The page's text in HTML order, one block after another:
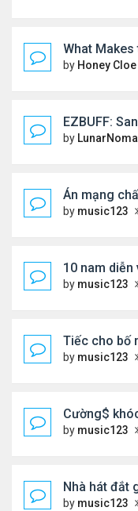
What Makes
by Honey Cloe
EZBUFF:
by
Án mạng
by music123
10 nam diễn
by music123
Tiếc cho bố
by music123
Cường$
by music123
Nhà hát đắt
by music123